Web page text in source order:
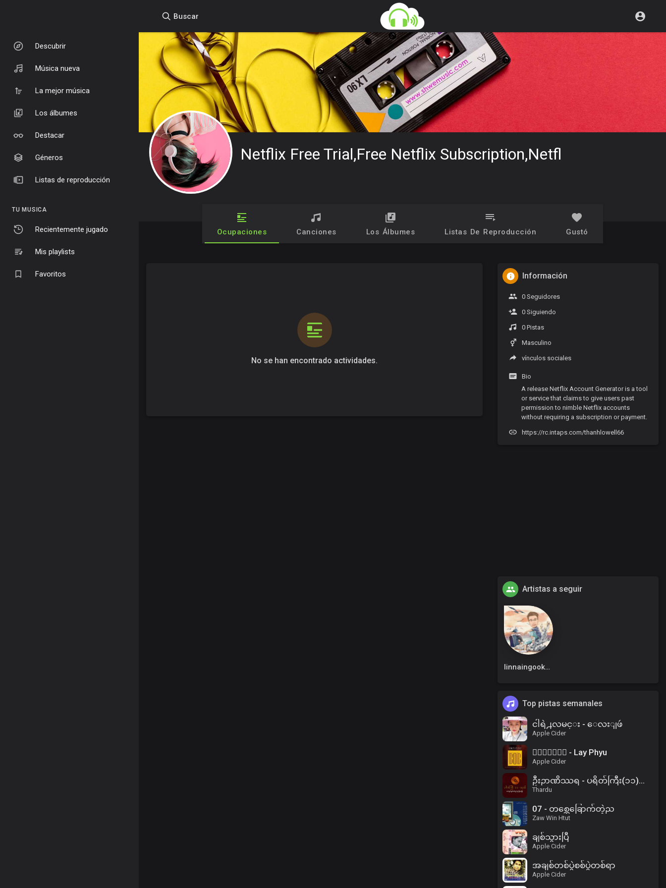
Descubrir
Música nueva
La mejor música
Los álbumes
Destacar
Géneros
Listas de reproducción
TU MUSICA
Recientemente jugado
Mis playlists
Favoritos
Buscar
Netflix Free Trial,free Netflix Subscription,netfl
Ocupaciones Canciones Los Álbumes Listas De Reproducción Gustó
No se han encontrado actividades.
Información
0 Seguidores
0 Siguiendo
0 Pistas
Masculino
vínculos sociales
Bio
A release Netflix Account Generator is a tool
or service that claims to give users past
permission to nimble Netflix accounts
without requiring a subscription or payment.
https://rc.intaps.com/thanhlowell66
Artistas a seguir
linnaingookkm
Top pistas semanales
ငါရဲ႕လမင္း - ေလးျဖဴ
Apple Cider
၀ိေရာဓိ - Lay Phyu
Apple Cider
ဦးဉာဏိဿရ - ပရိတ်ကြီး(၁၁)သုတ်၊ ပါဠိအနက် (၂)
Thardu
07 - တစ္ဆေခြောက်တဲ့ည
Zaw Win Htut
ချစ်သွားပြီ
Apple Cider
အချစ်တစ်ပွဲစစ်ပွဲတစ်ရာ
Apple Cider